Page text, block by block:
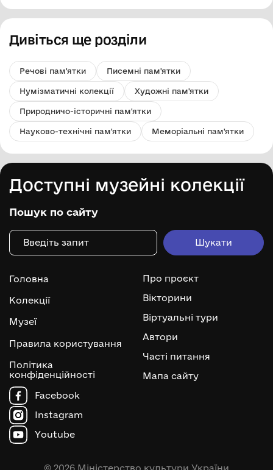
Дивіться ще розділи
Речові пам'ятки Писемні пам'ятки
Нумізматичні колекції Художні пам'ятки
Природничо-історичні пам'ятки
Науково-технічні пам'ятки Меморіальні пам'ятки
Доступні музейні колекції
Пошук по сайту
Головна
Колекції
Музеї
Правила користування
Політика
конфіденційності
Про проєкт
Вікторини
Віртуальні тури
Автори
Часті питання
Мапа сайту
Facebook
Instagram
Youtube
© 2026 Міністерство культури України